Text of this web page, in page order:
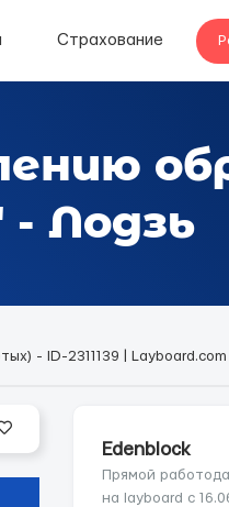
Страхование
Лодзь
- ID-2311139 | Layboard.com
Edenblock
Прямой
на layboard с